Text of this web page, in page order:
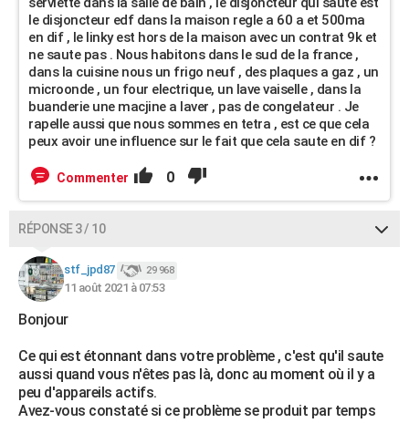
le disjoncteur edf dans la maison regle a 60 a et 500ma
en dif , le linky est hors de la maison avec un contrat 9k et
ne saute pas . Nous habitons dans le sud de la france ,
dans la cuisine nous un frigo neuf , des plaques a gaz , un
microonde , un four electrique, un lave vaiselle , dans la
buanderie une macjine a laver , pas de congelateur . Je
rapelle aussi que nous sommes en tetra , est ce que cela
peux avoir une influence sur le fait que cela saute en dif ?
Commenter 0
RÉPONSE 3 / 10
stf_jpd87 29 968
11 août 2021 à 07:53
Bonjour
Ce qui est étonnant dans votre problème , c'est qu'il saute
aussi quand vous n'êtes pas là, donc au moment où il y a
peu d'appareils actifs.
Avez-vous constaté si ce problème se produit par temps